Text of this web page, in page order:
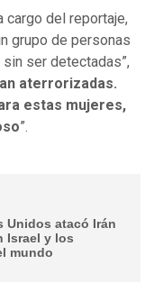
cargo del reportaje,
grupo de personas
ser detectadas”,
aterrorizadas.
estas mujeres,
”.
Unidos atacó Irán
Israel y los
mundo